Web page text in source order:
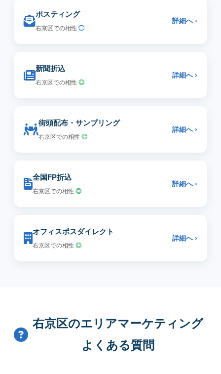
ポスティング
右京区での相性 ◯
詳細へ ›
新聞折込
右京区での相性 ◎
詳細へ ›
街頭配布・サンプリング
右京区での相性 ◎
詳細へ ›
全国FP折込
右京区での相性 ◎
詳細へ ›
オフィスポスダイレクト
右京区での相性 ◎
詳細へ ›
右京区のエリアマーケティング
よくある質問